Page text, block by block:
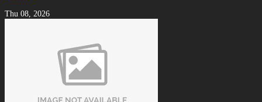
Thu 08, 2026